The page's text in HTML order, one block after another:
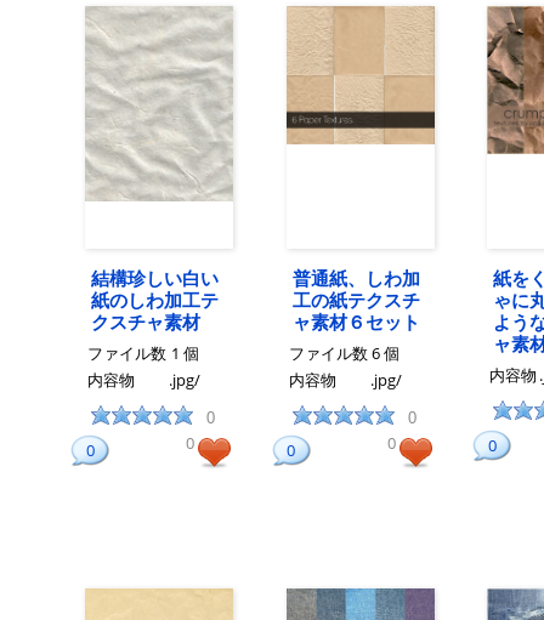
結構珍しい白い
紙のしわ加工テ
クスチャ素材
ファイル数 1 個
内容物
.jpg/
0
0 0
普通紙、しわ加
工の紙テクスチ
ャ素材６セット
ファイル数6 個
内容物
.jpg/
0
0 0
紙を
ゃに
よう
ャ素
内容物
0